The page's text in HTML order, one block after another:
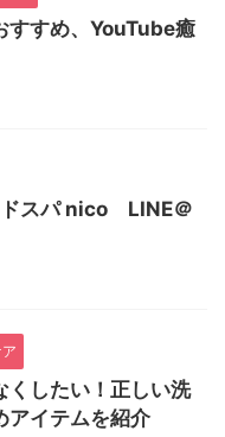
すすめ、YouTube癒
ドスパ nico LINE＠
くしたい！正しい洗
アイテムを紹介